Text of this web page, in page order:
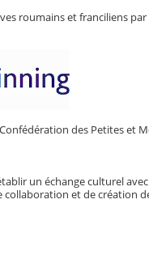
roumains et franciliens
des Petites et
un échange culturel
et de création